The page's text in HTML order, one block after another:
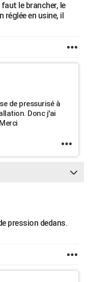
le brancher, le
réglée en usine, il
de pressurisé à
Donc j'ai
pression dedans.